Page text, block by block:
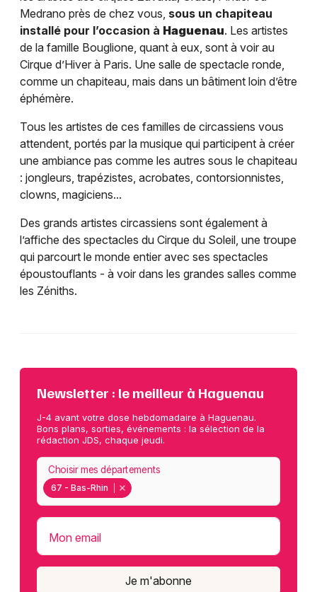
Medrano près de chez vous, sous un chapiteau
installé pour l’occasion à Haguenau. Les artistes
de la famille Bouglione, quant à eux, sont à voir au
Cirque d’Hiver à Paris. Une salle de spectacle ronde,
comme un chapiteau, mais dans un bâtiment loin d’être
éphémère.
Tous les artistes de ces familles de circassiens vous
attendent, portés par la musique qui participent à créer
une ambiance pas comme les autres sous le chapiteau
: jongleurs, trapézistes, acrobates, contorsionnistes,
clowns, magiciens...
Des grands artistes circassiens sont également à
l’affiche des spectacles du Cirque du Soleil, une troupe
qui parcourt le monde entier avec ses spectacles
époustouflants - à voir dans les grandes salles comme
les Zéniths.
Newsletter : le meilleur à Haguenau
J-4 avant votre dose hebdomadaire à Haguenau.
Bons plans, sorties, événements : la sélection de la
rédaction JDS, chaque jeudi.
67 - Bas-Rhin
Choisir mes départements
Mon email
Je m'abonne